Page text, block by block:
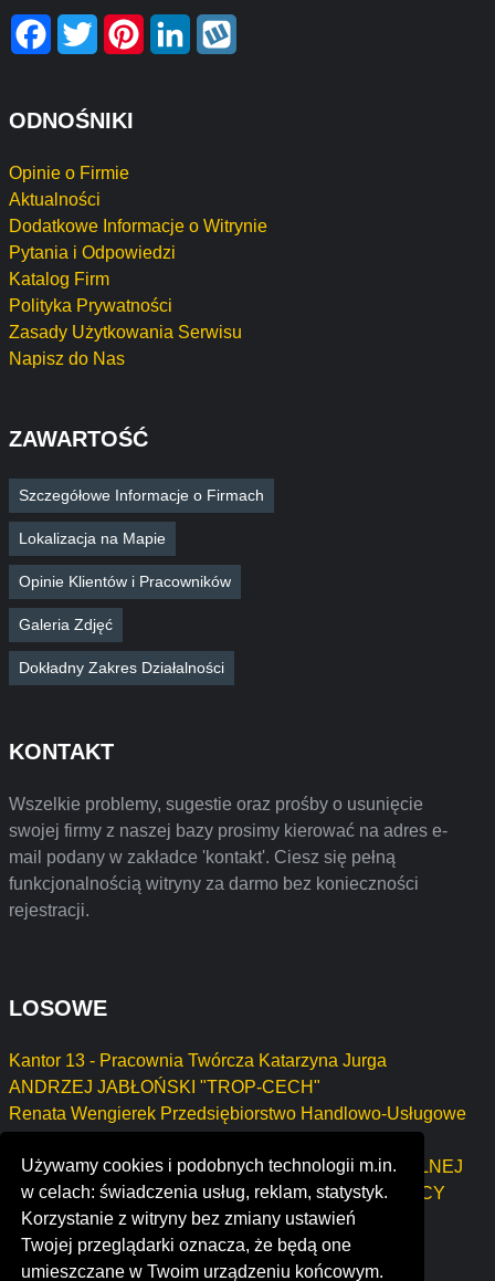
Używamy cookies i podobnych technologii m.in.
w celach: świadczenia usług, reklam, statystyk.
Korzystanie z witryny bez zmiany ustawień
Twojej przeglądarki oznacza, że będą one
umieszczane w Twoim urządzeniu końcowym.
Facebook
Twitter PinterestLinkedIn
ODNOŚNIKI
Opinie o Firmie
Aktualności
Dodatkowe Informacje o Witrynie
Pytania i Odpowiedzi
Katalog Firm
Polityka Prywatności
Zasady Użytkowania Serwisu
Napisz do Nas
ZAWARTOŚĆ
Szczegółowe Informacje o Firmach
Lokalizacja na Mapie
Opinie Klientów i Pracowników
Galeria Zdjęć
Dokładny Zakres Działalności
KONTAKT
Wszelkie problemy, sugestie oraz prośby o usunięcie
swojej firmy z naszej bazy prosimy kierować na adres e-
mail podany w zakładce 'kontakt'. Ciesz się pełną
funkcjonalnością witryny za darmo bez konieczności
rejestracji.
LOSOWE
Kantor 13 - Pracownia Twórcza Katarzyna Jurga
ANDRZEJ JABŁOŃSKI "TROP-CECH"
Renata Wengierek Przedsiębiorstwo Handlowo-Usługowe
KAROL MIELENIEWSKI WSPÓLNIK SPÓŁKI CYWILNEJ
PRZEDSIĘBIORSTWO HANDLOWE MIELENIEWSCY
koramic2engage
textförädling ab